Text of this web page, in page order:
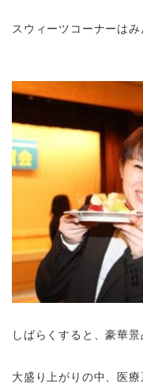
スウィーツコーナーはみ
しばらくすると、豪華
大盛り上がりの中、医